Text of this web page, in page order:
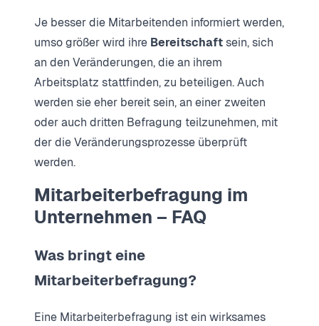
Je besser die Mitarbeitenden informiert werden,
umso größer wird ihre Bereitschaftsein, sich
an den Veränderungen, die an ihrem
Arbeitsplatz stattfinden, zu beteiligen. Auch
werden sie eher bereit sein, an einer zweiten
oder auch dritten Befragung teilzunehmen, mit
der die Veränderungsprozesse überprüft
werden.
Mitarbeiterbefragung im
Unternehmen – FAQ
Was bringt eine
Mitarbeiterbefragung?
Eine Mitarbeiterbefragung ist ein wirksames